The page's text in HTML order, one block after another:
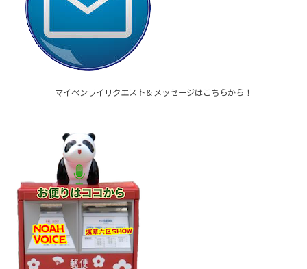
マイペンライリクエスト＆メッセージはこちらから！